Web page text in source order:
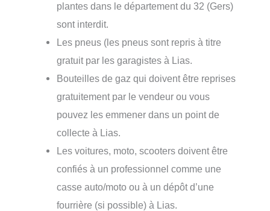
plantes dans le département du 32 (Gers)
sont interdit.
Les pneus (les pneus sont repris à titre
gratuit par les garagistes à Lias.
Bouteilles de gaz qui doivent être reprises
gratuitement par le vendeur ou vous
pouvez les emmener dans un point de
collecte à Lias.
Les voitures, moto, scooters doivent être
confiés à un professionnel comme une
casse auto/moto ou à un dépôt d’une
fourrière (si possible) à Lias.